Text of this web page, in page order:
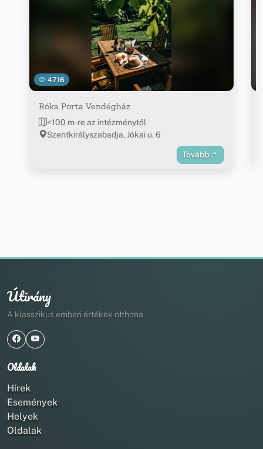
4716
Róka Porta Vendégház
<100 m-re az intézménytől
Szentkirályszabadja, Jókai u. 6
Tovább
Útirány
A klasszikus emberi értékek otthona
Oldalak
Hírek
Események
Helyek
Oldalak